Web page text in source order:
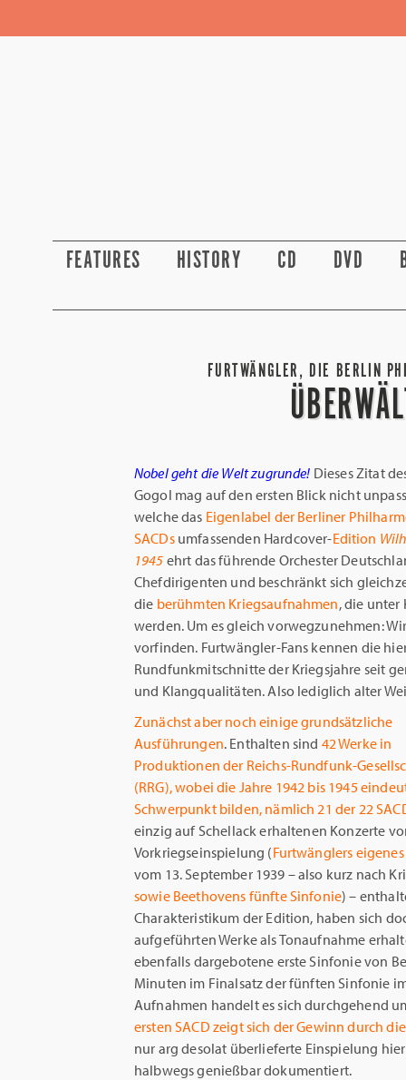
FEATURES HISTORY CD DVD
FURTWÄNGLER, DIE BERLIN
Nobel geht die Welt zugrunde! Dieses Zitat
Gogol mag auf den ersten Blick nicht
welche das Eigenlabel der Berliner
SACDsumfassenden Hardcover-Edition
1945 ehrt das führende Orchester
Chefdirigenten und beschränkt sich
die berühmten Kriegsaufnahmen, die unter
werden. Um es gleich vorwegzunehmen:
vorfinden. Furtwängler-Fans kennen die
Rundfunkmitschnitte der Kriegsjahre seit
und Klangqualitäten. Also lediglich alter
Zunächst aber noch einige grundsätzliche
Ausführungen. Enthalten sind 42 Werke in
Produktionen der Reichs-Rundfunk-
(RRG), wobei die Jahre 1942 bis 1945
Schwerpunkt bilden, nämlich 21 der 22
einzig auf Schellack erhaltenen Konzerte
Vorkriegseinspielung (Furtwänglers
vom 13. September 1939 – also kurz nach
sowie Beethovens fünfte Sinfonie) –
Charakteristikum der Edition, haben sich
aufgeführten Werke als Tonaufnahme
ebenfalls dargebotene erste Sinfonie von
Minuten im Finalsatz der fünften Sinfonie
Aufnahmen handelt es sich durchgehend
ersten SACD zeigt sich der Gewinn durch
nur arg desolat überlieferte Einspielung
halbwegs genießbar dokumentiert.